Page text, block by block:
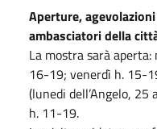
Aperture,
ambasciatori della
La mostra sarà
16-19; venerdì h. 15-
(lunedi dell’Angelo,
h. 11-19.